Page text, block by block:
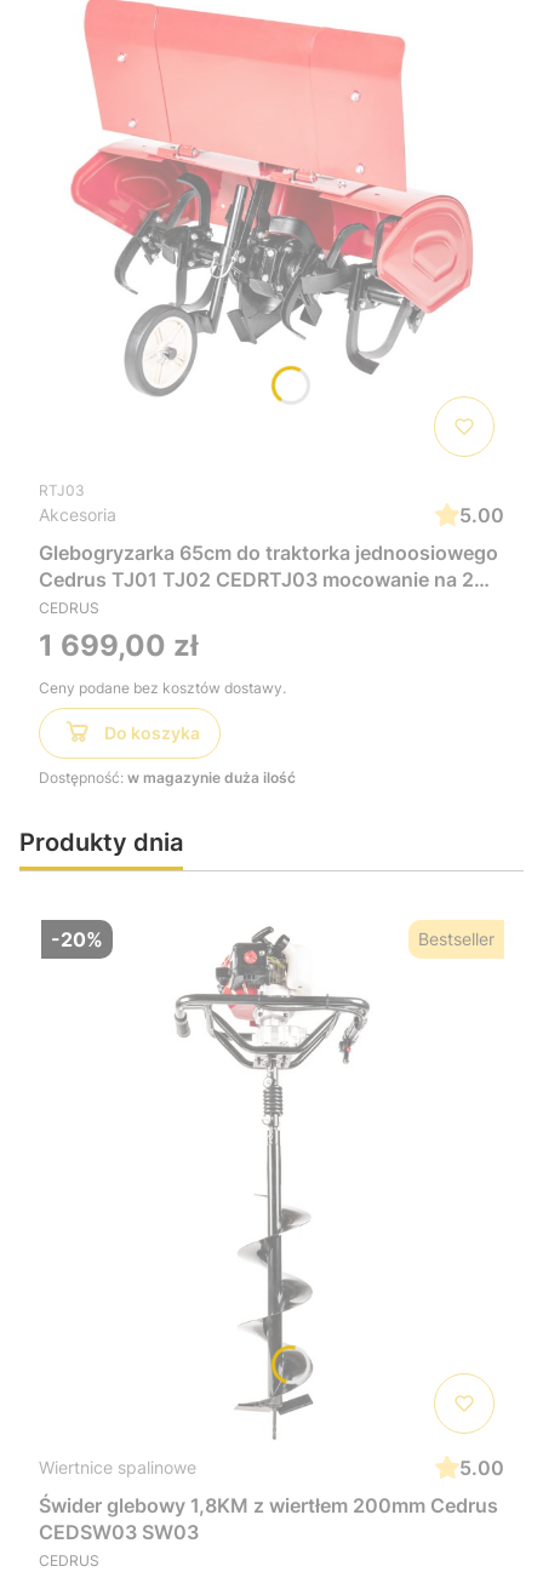
RTJ03
Akcesoria
5.00
Glebogryzarka 65cm do traktorka jednoosiowego
Cedrus TJ01 TJ02 CEDRTJ03 mocowanie na 2
zęby
CEDRUS
Cena
1 699,00 zł
Ceny podane bez kosztów dostawy.
Do koszyka
Dostępność: w magazynie duża ilość
Produkty dnia
-20% Bestseller
Wiertnice spalinowe
5.00
Świder glebowy 1,8KM z wiertłem 200mm Cedrus
CEDSW03 SW03
CEDRUS